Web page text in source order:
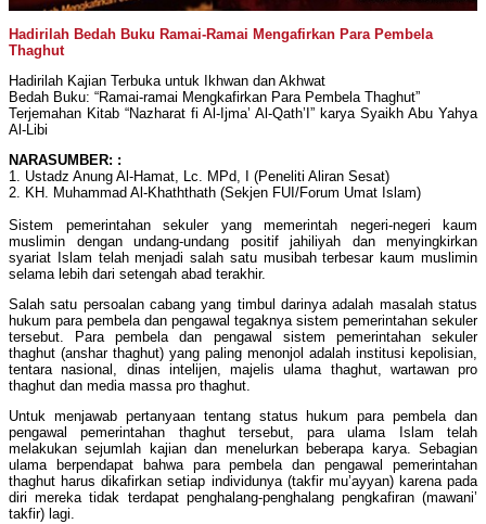
Hadirilah Bedah Buku Ramai-Ramai Mengafirkan Para Pembela
Thaghut
Hadirilah Kajian Terbuka untuk Ikhwan dan Akhwat
Bedah Buku: “Ramai-ramai Mengkafirkan Para Pembela Thaghut”
Terjemahan Kitab “Nazharat fi Al-Ijma’ Al-Qath’I” karya Syaikh Abu Yahya
Al-Libi
NARASUMBER: :
1. Ustadz Anung Al-Hamat, Lc. MPd, I (Peneliti Aliran Sesat)
2. KH. Muhammad Al-Khaththath (Sekjen FUI/Forum Umat Islam)
Sistem pemerintahan sekuler yang memerintah negeri-negeri kaum
muslimin dengan undang-undang positif jahiliyah dan menyingkirkan
syariat Islam telah menjadi salah satu musibah terbesar kaum muslimin
selama lebih dari setengah abad terakhir.
Salah satu persoalan cabang yang timbul darinya adalah masalah status
hukum para pembela dan pengawal tegaknya sistem pemerintahan sekuler
tersebut. Para pembela dan pengawal sistem pemerintahan sekuler
thaghut (anshar thaghut) yang paling menonjol adalah institusi kepolisian,
tentara nasional, dinas intelijen, majelis ulama thaghut, wartawan pro
thaghut dan media massa pro thaghut.
Untuk menjawab pertanyaan tentang status hukum para pembela dan
pengawal pemerintahan thaghut tersebut, para ulama Islam telah
melakukan sejumlah kajian dan menelurkan beberapa karya. Sebagian
ulama berpendapat bahwa para pembela dan pengawal pemerintahan
thaghut harus dikafirkan setiap individunya (takfir mu’ayyan) karena pada
diri mereka tidak terdapat penghalang-penghalang pengkafiran (mawani’
takfir) lagi.